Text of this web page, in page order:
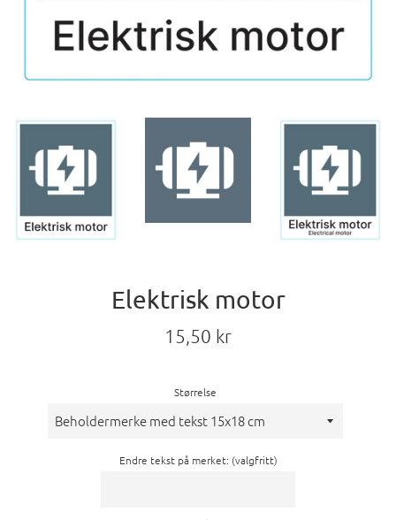
Elektrisk motor
Vanlig
15,50 kr
Størrelse
Endre tekst på merket: (valgfritt)